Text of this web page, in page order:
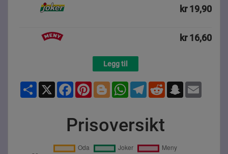
kr 19,90
kr 16,60
Legg til
Share X FacebookPinterestBloggerWhatsAppTelegramReddit Snapchat
Prisoversikt